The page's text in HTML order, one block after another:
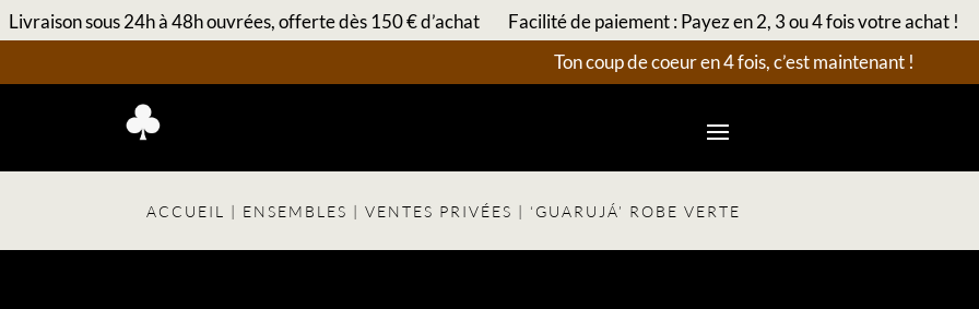
Livraison sous 24h à 48h ouvrées, offerte dès 150 € d’achat
Facilité de paiement : Payez en 2, 3 ou 4 fois votre achat !
Ton coup de coeur en 4 fois, c’est maintenant !
ACCUEIL | ENSEMBLES |VENTES PRIVÉES | ‘GUARUJÁ’ ROBE VERTE